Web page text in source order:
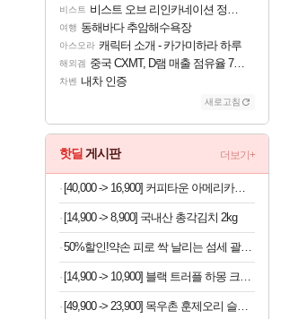
비스트 비스트 오브 리인카네이션 정보/공략글 모음
여행 동해바다 추암해수욕장
아스오라 캐릭터 소개 - 카가미하라 하루
해외겜 중국 CXMT, D램 매출 점유율 7%…글로벌 4위로 부상
차벤 내차 인증
새로고침
핫딜 게시판 더보기+
[40,000 -> 16,900] 커피타운 아메리카노 350ml x 20개
[14,900 -> 8,900] 국내산 총각김치 2kg
50%할인!약손 피로 싹 날리는 섬세 괄사, 2개
[14,900 -> 10,900] 블랙 트러플 하몽 크래커 40개입
[49,900 -> 23,900] 목우촌 훈제오리 슬라이스 210g x 6개